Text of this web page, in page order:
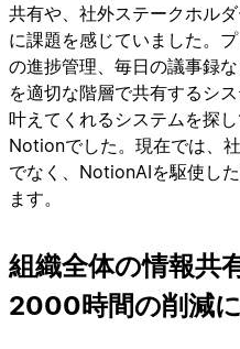
共有や、社外ステークホル
に課題を感じていました。
の進捗管理、毎日の議事録
を適切な階層で共有するシ
叶えてくれるシステムを探
Notionでした。現在では、
でなく、NotionAIを駆使し
ます。
組織全体の情報共
2000時間の削減に